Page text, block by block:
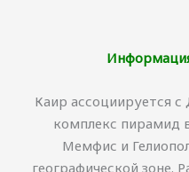
Каир ассоциируется
комплекс пирамид
Мемфис и
географической зоне.